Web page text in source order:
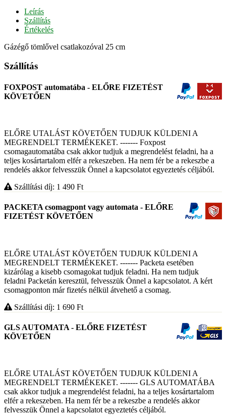
Leírás
Szállítás
Értékelés
Gázégő tömlővel csatlakozóval 25 cm
Szállítás
FOXPOST automatába - ELŐRE FIZETÉST
KÖVETŐEN
ELŐRE UTALÁST KÖVETŐEN TUDJUK KÜLDENI A
MEGRENDELT TERMÉKEKET. ------- Foxpost
csomagautomatába csak akkor tudjuk a megrendelést feladni, ha a
teljes kosártartalom elfér a rekeszeben. Ha nem fér be a rekeszbe a
rendelés akkor felvesszük Önnel a kapcsolatot egyeztetés céljából.
Szállítási díj: 1 490 Ft
PACKETA csomagpont vagy automata - ELŐRE
FIZETÉST KÖVETŐEN
ELŐRE UTALÁST KÖVETŐEN TUDJUK KÜLDENI A
MEGRENDELT TERMÉKEKET. ------- Packeta esetében
kizárólag a kisebb csomagokat tudjuk feladni. Ha nem tudjuk
feladni Packetán keresztül, felvesszük Önnel a kapcsolatot. A kért
csomagponton már fizetés nélkül átvehető a csomag.
Szállítási díj: 1 690 Ft
GLS AUTOMATA - ELŐRE FIZETÉST
KÖVETŐEN
ELŐRE UTALÁST KÖVETŐEN TUDJUK KÜLDENI A
MEGRENDELT TERMÉKEKET. ------- GLS AUTOMATÁBA
csak akkor tudjuk a megrendelést feladni, ha a teljes kosártartalom
elfér a rekeszeben. Ha nem fér be a rekeszbe a rendelés akkor
felvesszük Önnel a kapcsolatot egyeztetés céljából.